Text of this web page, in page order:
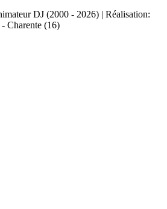
DJ (2000 - 2026) | Réalisation:
- Charente (16)